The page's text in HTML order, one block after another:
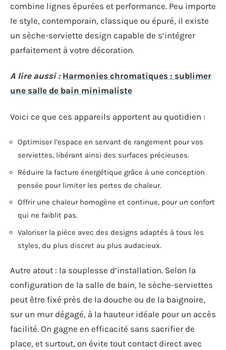
combine lignes épurées et performance. Peu importe
le style, contemporain, classique ou épuré, il existe
un sèche-serviette design capable de s’intégrer
parfaitement à votre décoration.
A lire aussi : Harmonies chromatiques : sublimer
une salle de bain minimaliste
Voici ce que ces appareils apportent au quotidien :
Optimiser l’espace en servant de rangement pour vos
serviettes, libérant ainsi des surfaces précieuses.
Réduire la facture énergétique grâce à une conception
pensée pour limiter les pertes de chaleur.
Offrir une chaleur homogène et continue, pour un confort
qui ne faiblit pas.
Valoriser la pièce avec des designs adaptés à tous les
styles, du plus discret au plus audacieux.
Autre atout : la souplesse d’installation. Selon la
configuration de la salle de bain, le sèche-serviettes
peut être fixé près de la douche ou de la baignoire,
sur un mur dégagé, à la hauteur idéale pour un accès
facilité. On gagne en efficacité sans sacrifier de
place, et surtout, on évite tout contact direct avec